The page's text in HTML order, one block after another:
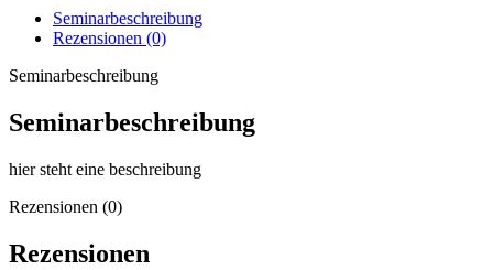
Seminarbeschreibung
Rezensionen (0)
Seminarbeschreibung
Seminarbeschreibung
hier steht eine beschreibung
Rezensionen (0)
Rezensionen